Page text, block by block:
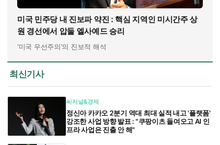
미국 민주당 내 진보파 약진 : 핵심 지역인 미시간주 상
원 경선에서 압둘 엘사예드 승리
'미국 우선주의'의 진보적 해석
최신기사
씨저널&경제
정신아 카카오 2분기 역대 최대 실적 내고 '플랫폼'
강조한 사업 방향 발표 : "쿠팡이츠 들여오고 AI 인
프라 사업은 진출 안 해"